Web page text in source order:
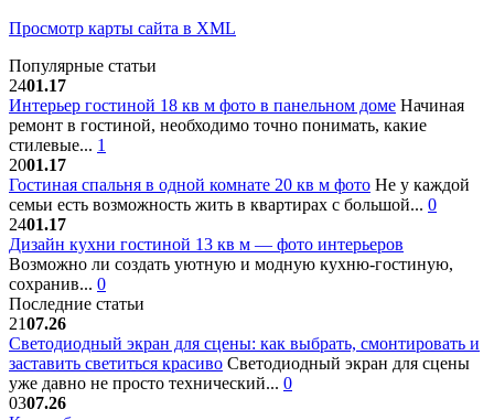
Просмотр карты сайта в XML
Популярные статьи
2401.17
Интерьер гостиной 18 кв м фото в панельном доме Начиная
ремонт в гостиной, необходимо точно понимать, какие
стилевые... 1
2001.17
Гостиная спальня в одной комнате 20 кв м фото Не у каждой
семьи есть возможность жить в квартирах с большой... 0
2401.17
Дизайн кухни гостиной 13 кв м — фото интерьеров
Возможно ли создать уютную и модную кухню-гостиную,
сохранив... 0
Последние статьи
2107.26
Светодиодный экран для сцены: как выбрать, смонтировать и
заставить светиться красиво Светодиодный экран для сцены
уже давно не просто технический... 0
0307.26